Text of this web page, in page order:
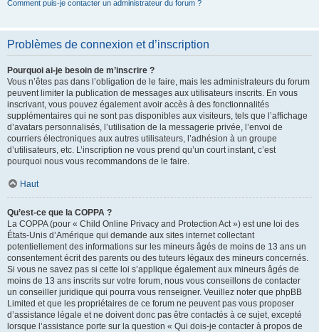
Comment puis-je contacter un administrateur du forum ?
Problèmes de connexion et d’inscription
Pourquoi ai-je besoin de m’inscrire ?
Vous n’êtes pas dans l’obligation de le faire, mais les administrateurs du forum
peuvent limiter la publication de messages aux utilisateurs inscrits. En vous
inscrivant, vous pouvez également avoir accès à des fonctionnalités
supplémentaires qui ne sont pas disponibles aux visiteurs, tels que l’affichage
d’avatars personnalisés, l’utilisation de la messagerie privée, l’envoi de
courriers électroniques aux autres utilisateurs, l’adhésion à un groupe
d’utilisateurs, etc. L’inscription ne vous prend qu’un court instant, c’est
pourquoi nous vous recommandons de le faire.
Haut
Qu’est-ce que la COPPA ?
La COPPA (pour « Child Online Privacy and Protection Act ») est une loi des
États-Unis d’Amérique qui demande aux sites internet collectant
potentiellement des informations sur les mineurs âgés de moins de 13 ans un
consentement écrit des parents ou des tuteurs légaux des mineurs concernés.
Si vous ne savez pas si cette loi s’applique également aux mineurs âgés de
moins de 13 ans inscrits sur votre forum, nous vous conseillons de contacter
un conseiller juridique qui pourra vous renseigner. Veuillez noter que phpBB
Limited et que les propriétaires de ce forum ne peuvent pas vous proposer
d’assistance légale et ne doivent donc pas être contactés à ce sujet, excepté
lorsque l’assistance porte sur la question « Qui dois-je contacter à propos de